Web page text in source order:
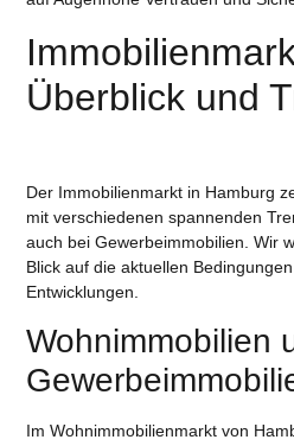
Überblick und
Der Immobilienmarkt in Hamburg
mit verschiedenen spannenden
auch bei Gewerbeimmobilien. Wir
Blick auf die aktuellen
Entwicklungen.
Wohnimmobilien
Im Wohnimmobilienmarkt von